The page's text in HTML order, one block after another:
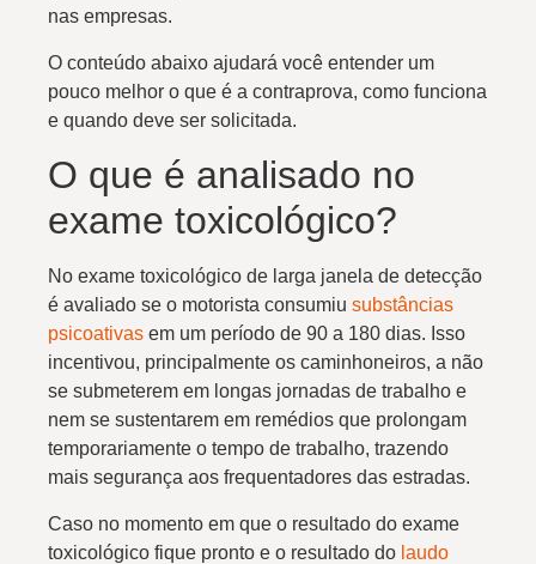
nas empresas.
O conteúdo abaixo ajudará você entender um
pouco melhor o que é a contraprova, como funciona
e quando deve ser solicitada.
O que é analisado no
exame toxicológico?
No exame toxicológico de larga janela de detecção
é avaliado se o motorista consumiu substâncias
psicoativas em um período de 90 a 180 dias. Isso
incentivou, principalmente os caminhoneiros, a não
se submeterem em longas jornadas de trabalho e
nem se sustentarem em remédios que prolongam
temporariamente o tempo de trabalho, trazendo
mais segurança aos frequentadores das estradas.
Caso no momento em que o resultado do exame
toxicológico fique pronto e o resultado do laudo